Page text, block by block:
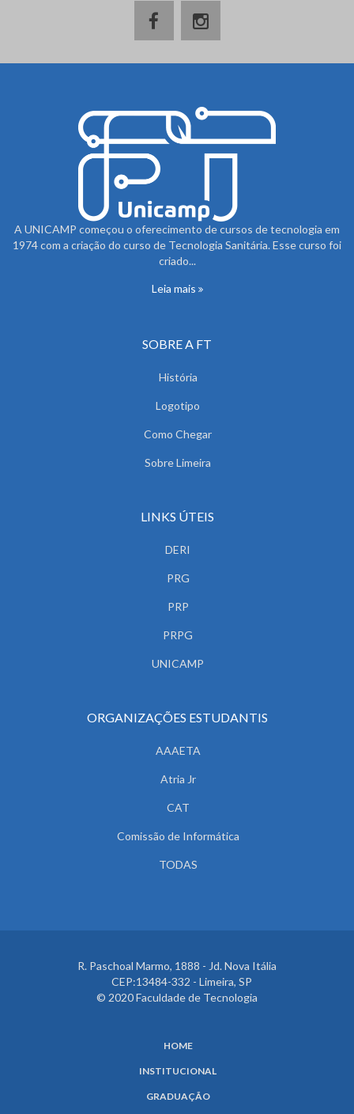
A UNICAMP começou o oferecimento de cursos de tecnologia em
1974 com a criação do curso de Tecnologia Sanitária. Esse curso foi
criado...
Leia mais
SOBRE A FT
História
Logotipo
Como Chegar
Sobre Limeira
LINKS ÚTEIS
DERI
PRG
PRP
PRPG
UNICAMP
ORGANIZAÇÕES ESTUDANTIS
AAAETA
Atria Jr
CAT
Comissão de Informática
TODAS
R. Paschoal Marmo, 1888 - Jd. Nova Itália
CEP:13484-332 - Limeira, SP
© 2020 Faculdade de Tecnologia
HOME
INSTITUCIONAL
GRADUAÇÃO